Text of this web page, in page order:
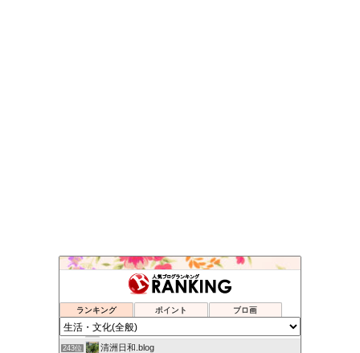
ランキング ポイント ブロ画
通販でニコニコ生活
（中華朝鮮）民主党から日本を守る！
241位 skog BLOG
242位 ミニママのblog
243位 清洲日和.blog